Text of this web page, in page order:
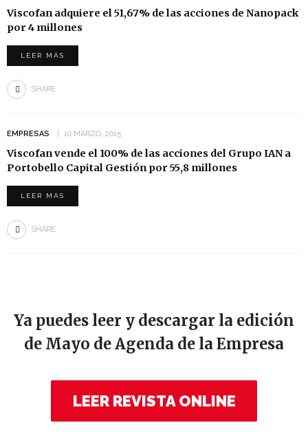
Viscofan adquiere el 51,67% de las acciones de Nanopack
por 4 millones
LEER MÁS
SHARE
EMPRESAS 10 MARZO, 2015
Viscofan vende el 100% de las acciones del Grupo IAN a
Portobello Capital Gestión por 55,8 millones
LEER MÁS
SHARE
Ya puedes leer y descargar la edición
de Mayo de Agenda de la Empresa
LEER REVISTA ONLINE